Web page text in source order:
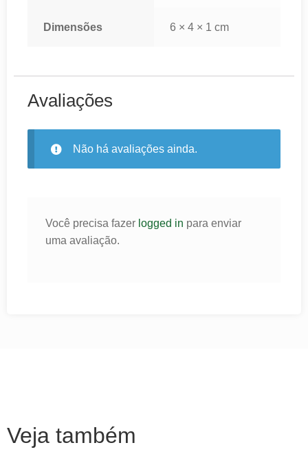
Dimensões 6 × 4 × 1 cm
Avaliações
Não há avaliações ainda.
Você precisa fazer logged in para enviar
uma avaliação.
Veja também